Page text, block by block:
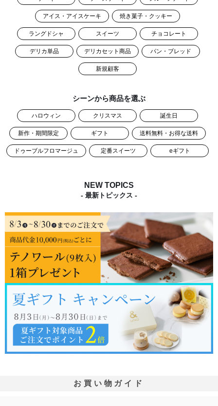
アイス・アイスケーキ 焼き菓子・クッキー
ラングドシャ スイーツ チョコレート
デリカ単品 デリカセット商品 パン・ブレッド
新規顧客
シーンから商品を選ぶ
ハロウィン クリスマス 誕生日
新作・期間限定 ギフト 送料無料・お得な送料
ドゥーブルフロマージュ 定番スイーツ eギフト
NEW TOPICS
- 最新トピックス -
お買い物ガイド